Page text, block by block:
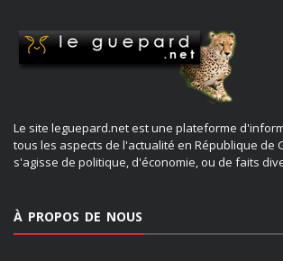
Le site leguepard.net est une plateforme
tous les aspects de l'actualité en République de
s'agisse de politique, d'économie, ou de faits
À PROPOS DE NOUS